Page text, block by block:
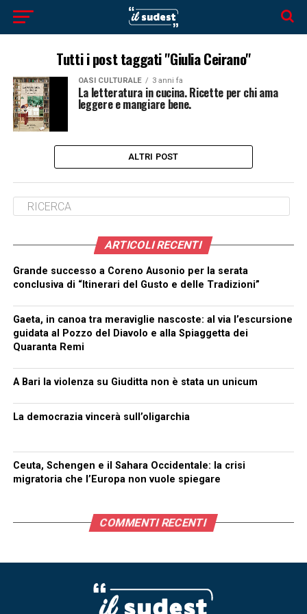
Tutti i post taggati "Giulia Ceirano"
OASI CULTURALE 3 anni fa
La letteratura in cucina. Ricette per chi ama
leggere e mangiare bene.
ALTRI POST
ARTICOLI RECENTI
Grande successo a Coreno Ausonio per la serata
conclusiva di “Itinerari del Gusto e delle Tradizioni”
Gaeta, in canoa tra meraviglie nascoste: al via l’escursione
guidata al Pozzo del Diavolo e alla Spiaggetta dei
Quaranta Remi
A Bari la violenza su Giuditta non è stata un unicum
La democrazia vincerà sull’oligarchia
Ceuta, Schengen e il Sahara Occidentale: la crisi
migratoria che l’Europa non vuole spiegare
COMMENTI RECENTI